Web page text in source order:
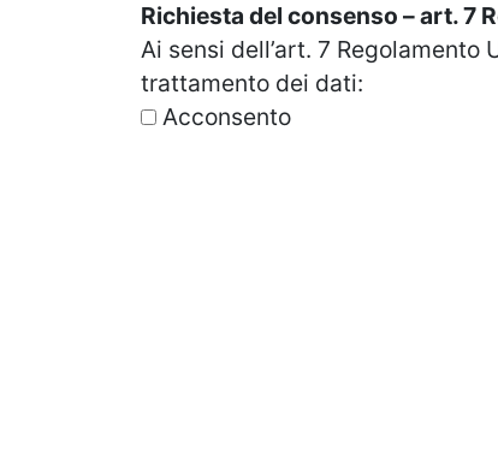
Richiesta del consenso – art. 7
Ai sensi dell’art. 7 Regolamento
trattamento dei dati:
Acconsento